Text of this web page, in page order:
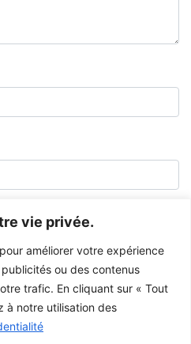
vie privée.
améliorer votre expérience
ou des contenus
trafic. En cliquant sur « Tout
à notre utilisation des